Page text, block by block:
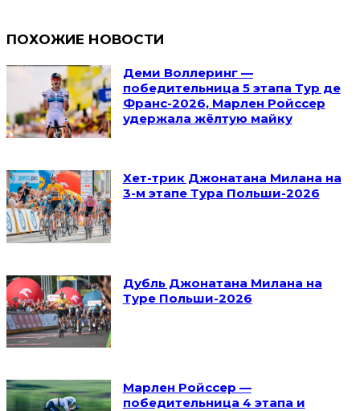
ПОХОЖИЕ НОВОСТИ
Деми Воллеринг —
победительница 5 этапа Тур де
Франс-2026, Марлен Ройссер
удержала жёлтую майку
Хет-трик Джонатана Милана на
3-м этапе Тура Польши-2026
Дубль Джонатана Милана на
Туре Польши-2026
Марлен Ройссер —
победительница 4 этапа и